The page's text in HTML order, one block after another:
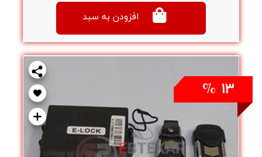
افزودن به سبد
۱۳ %